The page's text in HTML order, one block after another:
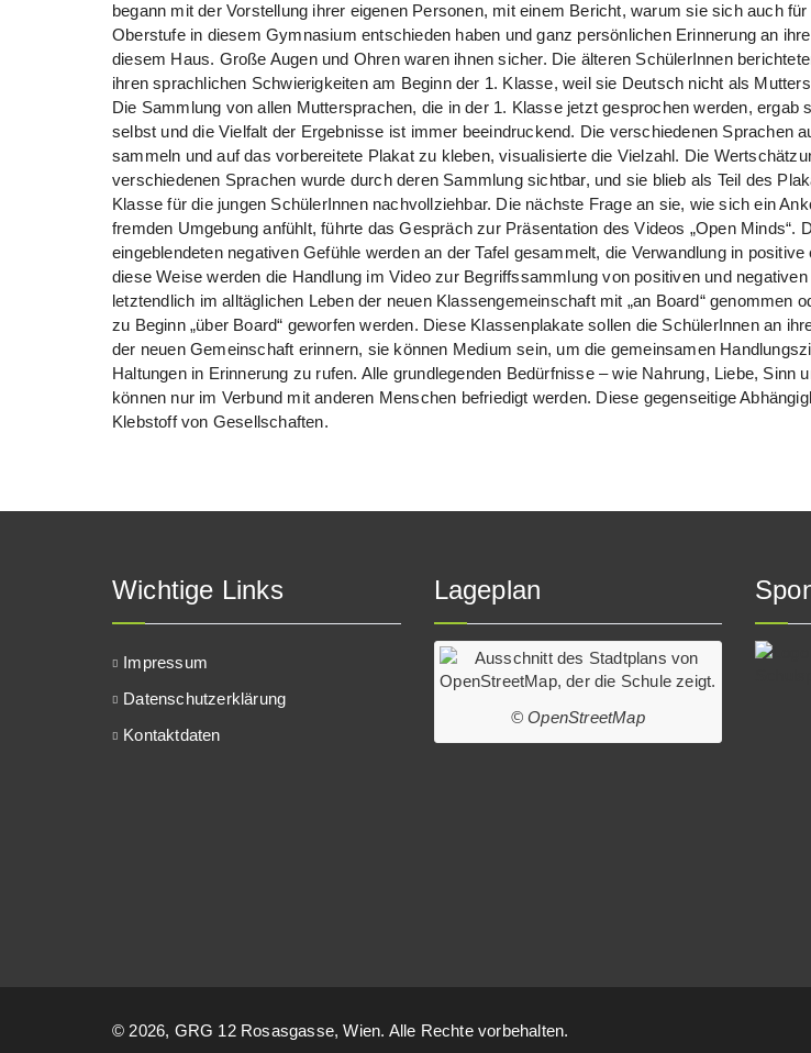
begann mit der Vorstellung ihrer eigenen Personen, mit einem Bericht, warum sie sich auch
Oberstufe in diesem Gymnasium entschieden haben und ganz persönlichen Erinnerung an
diesem Haus. Große Augen und Ohren waren ihnen sicher. Die älteren SchülerInnen
ihren sprachlichen Schwierigkeiten am Beginn der 1. Klasse, weil sie Deutsch nicht als
Die Sammlung von allen Muttersprachen, die in der 1. Klasse jetzt gesprochen werden, ergab
selbst und die Vielfalt der Ergebnisse ist immer beeindruckend. Die verschiedenen Sprachen
sammeln und auf das vorbereitete Plakat zu kleben, visualisierte die Vielzahl. Die
verschiedenen Sprachen wurde durch deren Sammlung sichtbar, und sie blieb als Teil des
Klasse für die jungen SchülerInnen nachvollziehbar. Die nächste Frage an sie, wie sich ein
fremden Umgebung anfühlt, führte das Gespräch zur Präsentation des Videos „Open Minds“.
eingeblendeten negativen Gefühle werden an der Tafel gesammelt, die Verwandlung in positive
diese Weise werden die Handlung im Video zur Begriffssammlung von positiven und
letztendlich im alltäglichen Leben der neuen Klassengemeinschaft mit „an Board“ genommen
zu Beginn „über Board“ geworfen werden. Diese Klassenplakate sollen die SchülerInnen an
der neuen Gemeinschaft erinnern, sie können Medium sein, um die gemeinsamen
Haltungen in Erinnerung zu rufen. Alle grundlegenden Bedürfnisse – wie Nahrung, Liebe, Sinn
können nur im Verbund mit anderen Menschen befriedigt werden. Diese gegenseitige
Klebstoff von Gesellschaften.
Wichtige Links
Impressum
Datenschutzerklärung
Kontaktdaten
Lageplan
© OpenStreetMap
© 2026, GRG 12 Rosasgasse, Wien. Alle Rechte vorbehalten.